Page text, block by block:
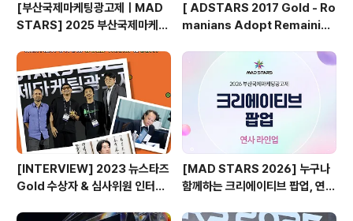
[부산국제마케팅광고제ㅣMAD
STARS] 2025 부산국제마케팅
기
[ ADSTARS 2017 Gold - Ro
manians Adopt Remainian
[INTERVIEW] 2023 뉴스타즈
Gold 수상자 & 심사위원 인터뷰
[MAD STARS 2026] 누구나
함께하는 크리에이티브 팝업, 연사